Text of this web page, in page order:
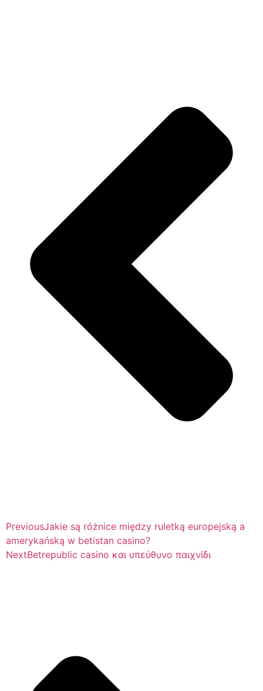
PreviousJakie są różnice między ruletką europejską a
amerykańską w betistan casino?
NextBetrepublic casino και υπεύθυνο παιχνίδι